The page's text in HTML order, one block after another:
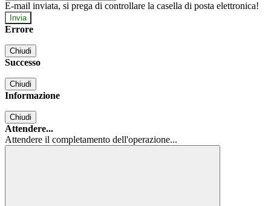
E-mail inviata, si prega di controllare la casella di posta elettronica!
Errore
Chiudi
Successo
Chiudi
Informazione
Chiudi
Attendere...
Attendere il completamento dell'operazione...